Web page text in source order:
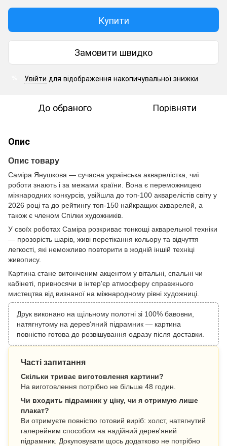
Купити
Замовити швидко
Увійти для відображення накопичувальної знижки
До обраного Порівняти
Опис
Опис товару
Саміра Янушкова — сучасна українська акварелістка, чиї
роботи знають і за межами країни. Вона є переможницею
міжнародних конкурсів, увійшла до топ-100 акварелістів світу у
2026 році та до рейтингу топ-150 найкращих акварелей, а
також є членом Спілки художників.
У своїх роботах Саміра розкриває тонкощі акварельної техніки
— прозорість шарів, живі перетікання кольору та відчуття
легкості, які неможливо повторити в жодній іншій техніці
живопису.
Картина стане витонченим акцентом у вітальні, спальні чи
кабінеті, привносячи в інтер'єр атмосферу справжнього
мистецтва від визнаної на міжнародному рівні художниці.
Друк виконано на щільному полотні зі 100% бавовни,
натягнутому на дерев'яний підрамник — картина
повністю готова до розвішування одразу після доставки.
Часті запитання
Скільки триває виготовлення картини?
На виготовлення потрібно не більше 48 годин.
Чи входить підрамник у ціну, чи я отримую лише
плакат?
Ви отримуєте повністю готовий виріб: холст, натягнутий
галерейним способом на надійний дерев'яний
підрамник. Докуповувати щось додатково не потрібно